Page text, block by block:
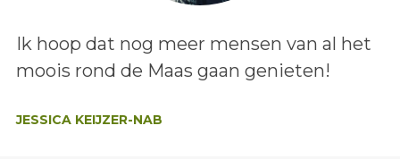
Lees het bericht:
Ik hoop dat nog meer mensen van al het
moois rond de Maas gaan genieten!
JESSICA KEIJZER-NAB